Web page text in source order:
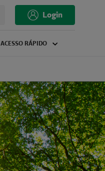
Login
ACESSO RÁPIDO